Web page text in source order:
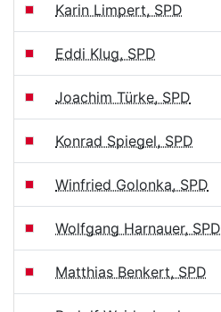
Karin Limpert, SPD
Eddi Klug, SPD
Joachim Türke, SPD
Konrad Spiegel, SPD
Winfried Golonka, SPD
Wolfgang Harnauer, SPD
Matthias Benkert, SPD